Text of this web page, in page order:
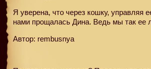
Я уверена, что через кошку, управляя
нами прощалась Дина. Ведь мы так ее
Автор: rembusnya